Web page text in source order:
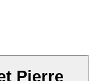
Pierre